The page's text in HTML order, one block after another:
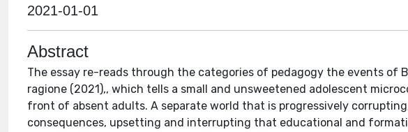
2021-01-01
Abstract
The essay re-reads through the categories of pedagogy the events of
ragione (2021),, which tells a small and unsweetened adolescent
front of absent adults. A separate world that is progressively
consequences, upsetting and interrupting that educational and